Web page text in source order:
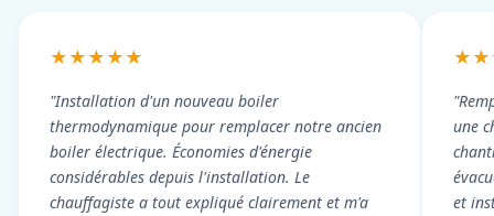
★★★★★
"Installation d'un nouveau boiler
thermodynamique pour remplacer notre ancien
boiler électrique. Économies d'énergie
considérables depuis l'installation. Le
chauffagiste a tout expliqué clairement et m'a
une
et